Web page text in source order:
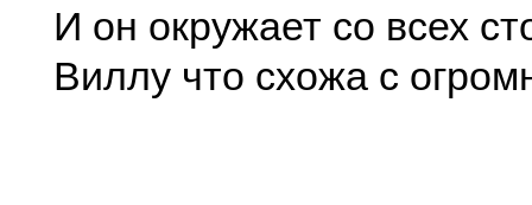
И он окружает со всех
Виллу что схожа с